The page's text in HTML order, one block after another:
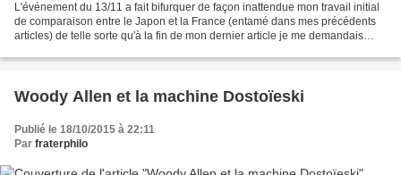
L'événement du 13/11 a fait bifurquer de façon inattendue mon travail initial
de comparaison entre le Japon et la France (entamé dans mes précédents
articles) de telle sorte qu'à la fin de mon dernier article je me demandais
Woody Allen et la machine Dostoïeski
Publié le 18/10/2015 à 22:11
Par fraterphilo